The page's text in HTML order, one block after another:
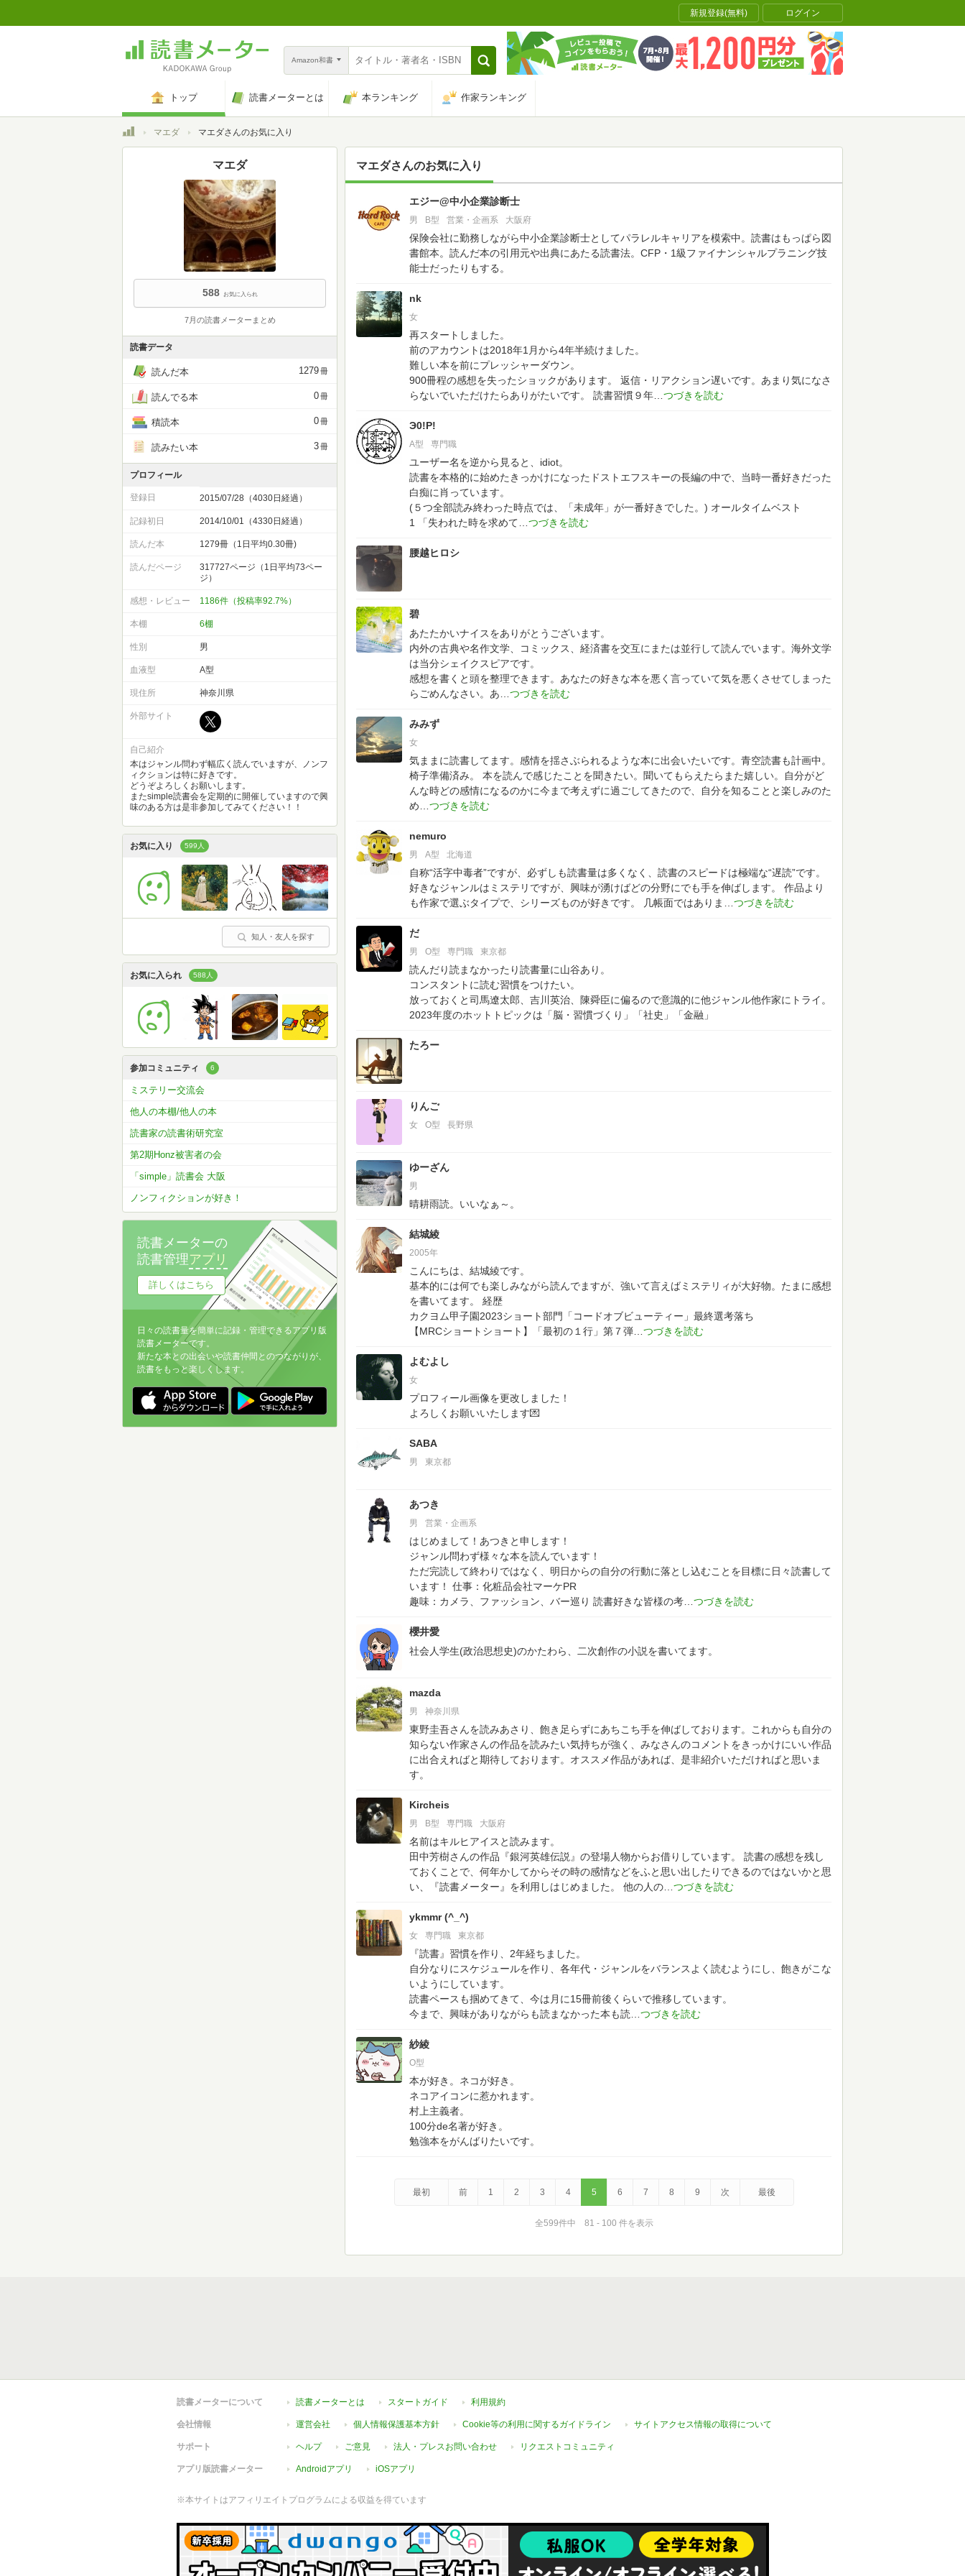
新規登録(無料) ログイン
Amazon和書
トップ 読書メーターとは 本ランキング 作家ランキング
トップマエダ マエダさんのお気に入り
マエダさんのお気に入り
エジー@中小企業診断士
男 B型 営業・企画系 大阪府
保険会社に勤務しながら中小企業診断士としてパラレルキャリアを模索中。読書はもっぱら図
書館本。読んだ本の引用元や出典にあたる読書法。CFP・1級ファイナンシャルプラニング技
能士だったりもする。
nk
女
再スタートしました。
前のアカウントは2018年1月から4年半続けました。
難しい本を前にプレッシャーダウン。
900冊程の感想を失ったショックがあります。
返信・リアクション遅いです。あまり気になさ
らないでいただけたらありがたいです。
読書習慣９年
Э0!P!
A型 専門職
ユーザー名を逆から見ると、idiot。
読書を本格的に始めたきっかけになったドストエフスキーの長編の中で、当時一番好きだった
白痴に肖っています。
(５つ全部読み終わった時点では、「未成年」が一番好きでした。) オールタイムベスト
1 「失われた時を求めて
腰越ヒロシ
碧
あたたかいナイスをありがとうございます。
内外の古典や名作文学、コミックス、経済書を交互にまたは並行して読んでいます。海外文学
は当分シェイクスピアです。
感想を書くと頭を整理できます。あなたの好きな本を悪く言っていて気を悪くさせてしまった
らごめんなさい。あ
みみず
女
気ままに読書してます。感情を揺さぶられるような本に出会いたいです。青空読書も計画中。
椅子準備済み。
本を読んで感じたことを聞きたい。聞いてもらえたらまた嬉しい。自分がど
んな時どの感情になるのかに今まで考えずに過ごしてきたので、自分を知ることと楽しみのた
め
nemuro
男 A型 北海道
自称“活字中毒者”ですが、必ずしも読書量は多くなく、読書のスピードは極端な“遅読”です。
好きなジャンルはミステリですが、興味が湧けばどの分野にでも手を伸ばします。
作品より
も作家で選ぶタイプで、シリーズものが好きです。
几帳面ではありま
だ
男 O型 専門職 東京都
読んだり読まなかったり読書量に山谷あり。
コンスタントに読む習慣をつけたい。
放っておくと司馬遼太郎、吉川英治、陳舜臣に偏るので意識的に他ジャンル他作家にトライ。
2023年度のホットトピックは「脳・習慣づくり」「社史」「金融」
たろー
りんご
女 O型 長野県
ゆーざん
男
晴耕雨読。いいなぁ～。
結城綾
2005年
こんにちは、結城綾です。
基本的には何でも楽しみながら読んでますが、強いて言えばミステリィが大好物。たまに感想
を書いてます。
経歴
カクヨム甲子園2023ショート部門「コードオブビューティー」最終選考落ち
【MRCショートショート】「最初の１行」第７弾
よむよし
女
プロフィール画像を更改しました！
よろしくお願いいたします💌
SABA
男 東京都
あつき
男 営業・企画系
はじめまして！あつきと申します！
ジャンル問わず様々な本を読んでいます！
ただ完読して終わりではなく、明日からの自分の行動に落とし込むことを目標に日々読書して
います！
仕事：化粧品会社マーケPR
趣味：カメラ、ファッション、バー巡り 読書好きな皆様の考
櫻井愛
社会人学生(政治思想史)のかたわら、二次創作の小説を書いてます。
mazda
男 神奈川県
東野圭吾さんを読みあさり、飽き足らずにあちこち手を伸ばしております。これからも自分の
知らない作家さんの作品を読みたい気持ちが強く、みなさんのコメントをきっかけにいい作品
に出合えればと期待しております。オススメ作品があれば、是非紹介いただければと思いま
す。
Kircheis
男 B型 専門職 大阪府
名前はキルヒアイスと読みます。
田中芳樹さんの作品『銀河英雄伝説』の登場人物からお借りしています。
読書の感想を残し
ておくことで、何年かしてからその時の感情などをふと思い出したりできるのではないかと思
い、『読書メーター』を利用しはじめました。
他の人の
ykmmr (^_^)
女 専門職 東京都
『読書』習慣を作り、2年経ちました。
自分なりにスケジュールを作り、各年代・ジャンルをバランスよく読むようにし、飽きがこな
いようにしています。
読書ペースも掴めてきて、今は月に15冊前後くらいで推移しています。
今まで、興味がありながらも読まなかった本も読
紗綾
O型
本が好き。ネコが好き。
ネコアイコンに惹かれます。
村上主義者。
100分de名著が好き。
勉強本をがんばりたいです。
最初 前 1 2 3 4 5 6 7 8 9 次 最後
全599件中 81 - 100 件を表示
マエダ
588 お気に入られ
7月の読書メーターまとめ
読書データ
読んだ本 1279冊
読んでる本 0冊
積読本 0冊
読みたい本 3冊
プロフィール
登録日 2015/07/28（4030日経過）
記録初日 2014/10/01（4330日経過）
読んだ本 1279冊（1日平均0.30冊)
読んだページ
317727ページ（1日平均73ペー
ジ）
感想・レビュー 1186件（投稿率92.7%）
本棚 6棚
性別 男
血液型 A型
現住所 神奈川県
外部サイト
自己紹介
本はジャンル問わず幅広く読んでいますが、ノンフ
ィクションは特に好きです。
どうぞよろしくお願いします。
またsimple読書会を定期的に開催していますので興
味のある方は是非参加してみてください！！
お気に入り 599人
知人・友人を探す
お気に入られ 588人
参加コミュニティ 6
ミステリー交流会
他人の本棚/他人の本
読書家の読書術研究室
第2期Honz被害者の会
「simple」読書会 大阪
ノンフィクションが好き！
読書メーターの
読書管理アプリ
詳しくはこちら
日々の読書量を簡単に記録・管理できるアプリ版
読書メーターです。
新たな本との出会いや読書仲間とのつながりが、
読書をもっと楽しくします。
読書メーターについて 読書メーターとは スタートガイド 利用規約
会社情報 運営会社 個人情報保護基本方針 Cookie等の利用に関するガイドライン サイトアクセス情報の取得について
サポート ヘルプ ご意見 法人・プレスお問い合わせ リクエストコミュニティ
アプリ版読書メーター Androidアプリ iOSアプリ
※本サイトはアフィリエイトプログラムによる収益を得ています